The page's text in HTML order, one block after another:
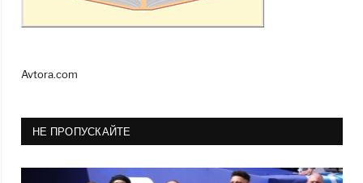
Avtora.com
НЕ ПРОПУСКАЙТЕ